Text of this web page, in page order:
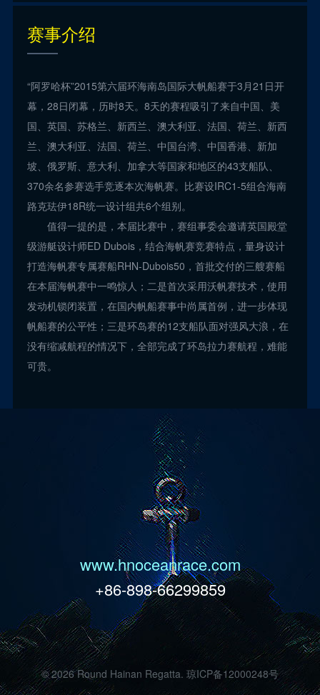
赛事介绍
“阿罗哈杯”2015第六届环海南岛国际大帆船赛于3月21日开
幕，28日闭幕，历时8天。8天的赛程吸引了来自中国、美
国、英国、苏格兰、新西兰、澳大利亚、法国、荷兰、新西
兰、澳大利亚、法国、荷兰、中国台湾、中国香港、新加
坡、俄罗斯、意大利、加拿大等国家和地区的43支船队、
370余名参赛选手竞逐本次海帆赛。比赛设IRC1-5组合海南
路克珐伊18R统一设计组共6个组别。
值得一提的是，本届比赛中，赛组事委会邀请英国殿堂
级游艇设计师ED Dubois，结合海帆赛竞赛特点，量身设计
打造海帆赛专属赛船RHN-Dubois50，首批交付的三艘赛船
在本届海帆赛中一鸣惊人；二是首次采用沃帆赛技术，使用
发动机锁闭装置，在国内帆船赛事中尚属首例，进一步体现
帆船赛的公平性；三是环岛赛的12支船队面对强风大浪，在
没有缩减航程的情况下，全部完成了环岛拉力赛航程，难能
可贵。
www.hnoceanrace.com
+86-898-66299859
©2026 Round Hainan Regatta. 琼ICP备12000248号